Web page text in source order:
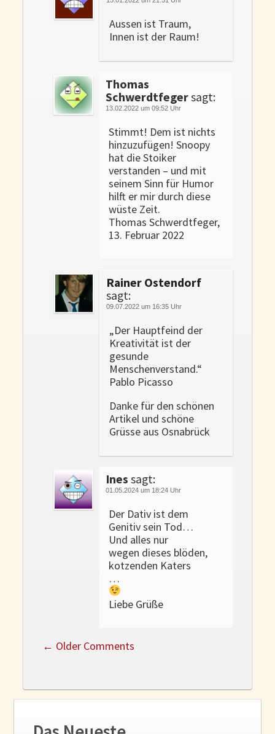
Aussen ist Traum,
Innen ist der Raum!
Thomas
Schwerdtfegersagt:
13.02.2022 um 09:52 Uhr
Stimmt! Dem ist nichts
hinzuzufügen! Snoopy
hat die Stoiker
verstanden – und mit
seinem Sinn für Humor
hilft er mir durch diese
wüste Zeit.
Thomas Schwerdtfeger,
13. Februar 2022
Rainer Ostendorf
sagt:
09.07.2022 um 16:35 Uhr
„Der Hauptfeind der
Kreativität ist der
gesunde
Menschenverstand.“
Pablo Picasso
Danke für den schönen
Artikel und schöne
Grüsse aus Osnabrück
Ines sagt:
01.05.2024 um 18:24 Uhr
Der Dativ ist dem
Genitiv sein Tod…
Und alles nur
wegen dieses blöden,
kotzenden Katers
…
Liebe Grüße
← Older Comments